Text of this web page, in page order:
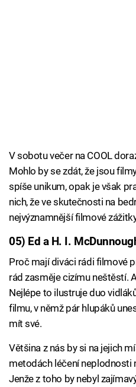
V sobotu večer na COOL
Mohlo by se zdát, že jsou
spíše unikum, opak je však
nich, že ve skutečnosti na
nejvýznamnější filmové
05) Ed a H. I.
Proč mají diváci rádi filmové
rád zasměje cizímu neštěstí.
Nejlépe to ilustruje duo
filmu, v němž pár hlupáků
mít své.
Většina z nás by si na jejich
metodách léčení neplodnosti
Jenže z toho by nebyl